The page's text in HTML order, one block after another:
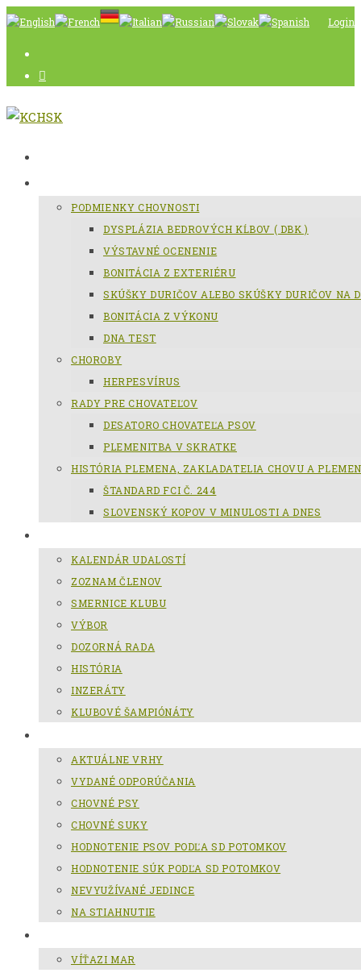
Skip
content
Login
PODMIENKY CHOVNOSTI
DYSPLÁZIA BEDROVÝCH KĹBOV ( DBK )
VÝSTAVNÉ OCENENIE
BONITÁCIA Z EXTERIÉRU
SKÚŠKY DURIČOV ALEBO SKÚŠKY DURIČOV NA
BONITÁCIA Z VÝKONU
DNA TEST
CHOROBY
HERPESVÍRUS
RADY PRE CHOVATEĽOV
DESATORO CHOVATEĽA PSOV
PLEMENITBA V SKRATKE
HISTÓRIA PLEMENA, ZAKLADATELIA CHOVU A
ŠTANDARD FCI Č. 244
SLOVENSKÝ KOPOV V MINULOSTI A DNES
KALENDÁR UDALOSTÍ
ZOZNAM ČLENOV
SMERNICE KLUBU
VÝBOR
DOZORNÁ RADA
HISTÓRIA
INZERÁTY
KLUBOVÉ ŠAMPIÓNÁTY
AKTUÁLNE VRHY
VYDANÉ ODPORÚČANIA
CHOVNÉ PSY
CHOVNÉ SUKY
HODNOTENIE PSOV PODĽA SD POTOMKOV
HODNOTENIE SÚK PODĽA SD POTOMKOV
NEVYUŽÍVANÉ JEDINCE
NA STIAHNUTIE
VÍŤAZI MAR